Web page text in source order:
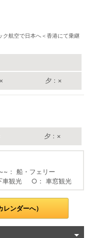
ク航空で日本へ＜香港にて乗継
× 夕 ×
夕 ×
~~
船・フェリー
車観光 ○ 車窓観光
ンダーへ）